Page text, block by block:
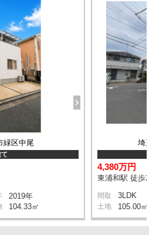
緑区中尾
2019年
104.33㎡
埼
4,380万円
東浦和駅 徒歩
間取 3LDK
土地 105.00㎡